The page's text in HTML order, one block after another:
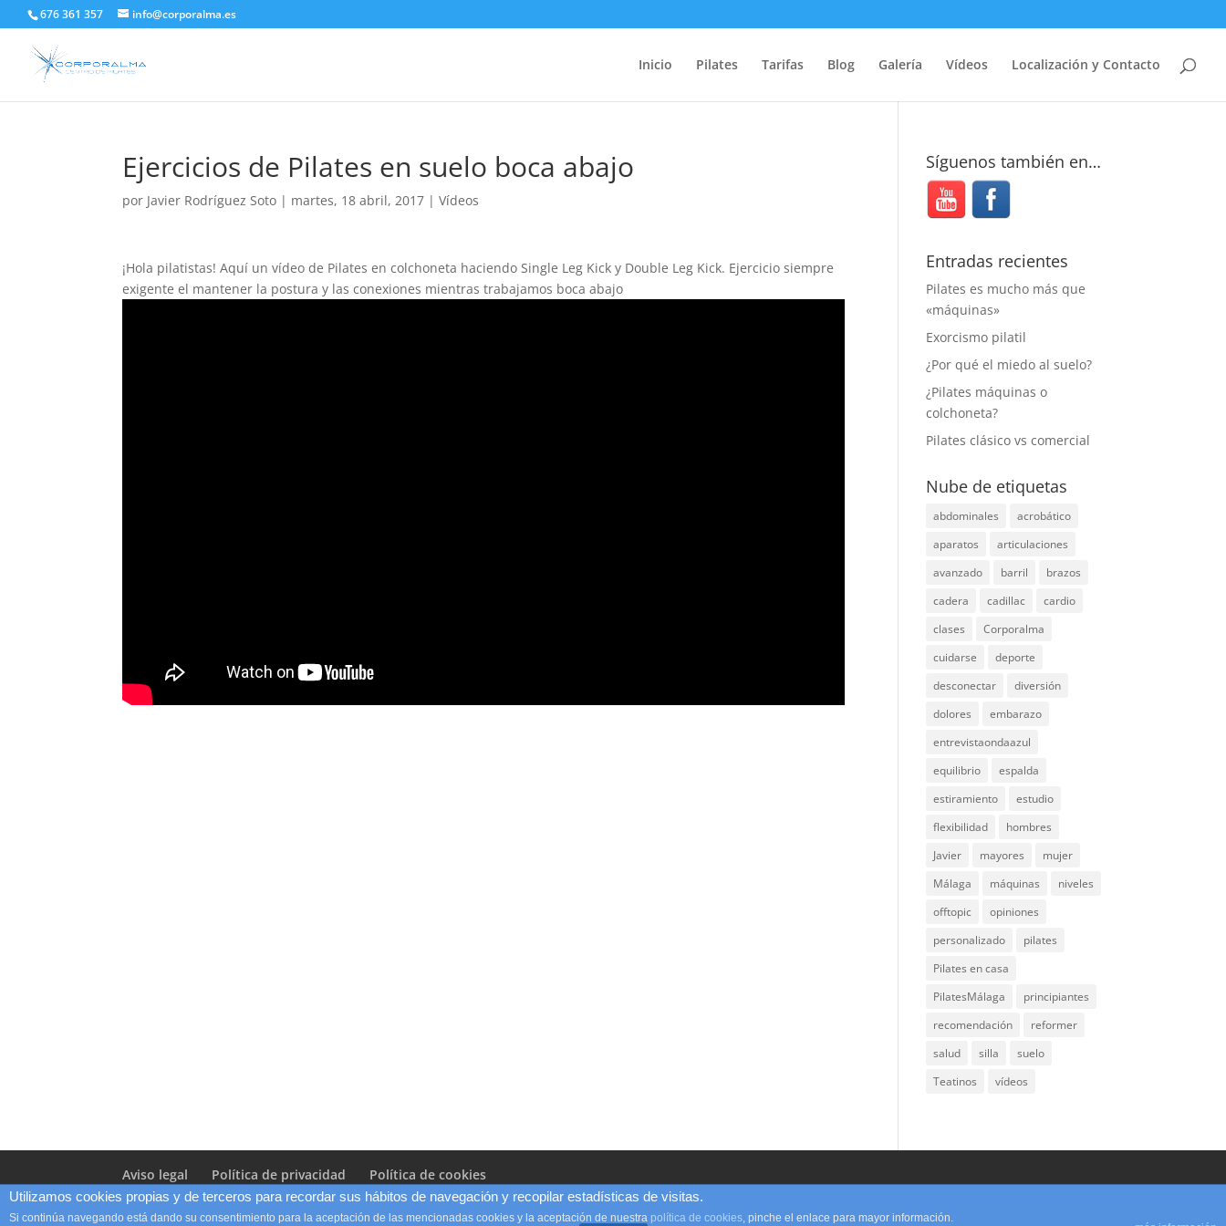
676 361 357 info@corporalma.es
Inicio Pilates Tarifas Blog Galería Vídeos Localización y Contacto
Ejercicios de Pilates en suelo boca abajo
por Javier Rodríguez Soto | martes, 18 abril, 2017 |Vídeos
¡Hola pilatistas! Aquí un vídeo de Pilates en colchoneta haciendo Single Leg Kick y Double Leg Kick. Ejercicio siempre
exigente el mantener la postura y las conexiones mientras trabajamos boca abajo
Síguenos también en…
Entradas recientes
Pilates es mucho más que
«máquinas»
Exorcismo pilatil
¿Por qué el miedo al suelo?
¿Pilates máquinas o
colchoneta?
Pilates clásico vs comercial
Nube de etiquetas
abdominales
acrobático
aparatos
articulaciones
avanzado
barril
brazos
cadera
cadillac
cardio
clases
Corporalma
cuidarse
deporte
desconectar
diversión
dolores
embarazo
entrevistaondaazul
equilibrio
espalda
estiramiento
estudio
flexibilidad
hombres
Javier
mayores
mujer
Málaga
máquinas
niveles
offtopic
opiniones
personalizado
pilates
Pilates en casa
PilatesMálaga
principiantes
recomendación
reformer
salud
silla
suelo
Teatinos
vídeos
Aviso legal Política de privacidad Política de cookies
Utilizamos cookies propias y de terceros para recordar sus hábitos de navegación y recopilar estadísticas de visitas.
Si continúa navegando está dando su consentimiento para la aceptación de las mencionadas cookies y la aceptación de nuestra política de cookies, pinche el enlace para mayor información.